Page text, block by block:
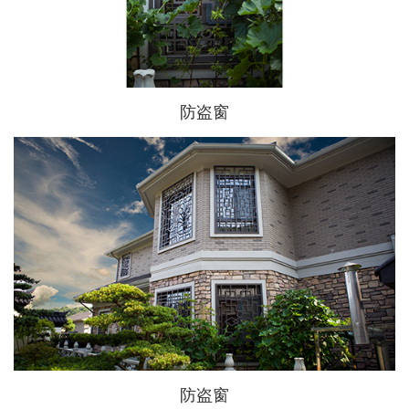
防盗窗
防盗窗